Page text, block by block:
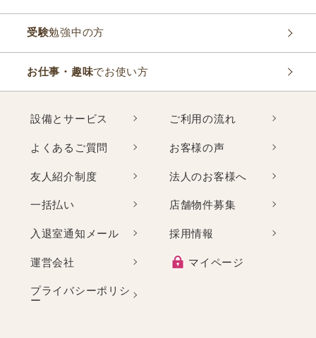
受験勉強中の方
お仕事・趣味でお使い方
設備とサービス
よくあるご質問
友人紹介制度
一括払い
入退室通知メール
運営会社
プライバシーポリシ
ー
ご利用の流れ
お客様の声
法人のお客様へ
店舗物件募集
採用情報
マイページ